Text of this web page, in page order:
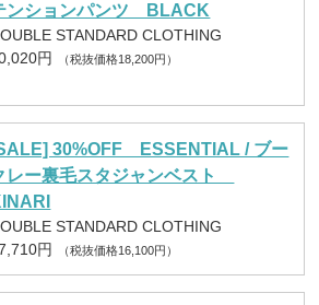
ンションパンツ BLACK
STANDARD CLOTHING
円
（税抜価格18,200円）
30%OFF ESSENTIAL / ブー
レー裏毛スタジャンベスト
STANDARD CLOTHING
円
（税抜価格16,100円）